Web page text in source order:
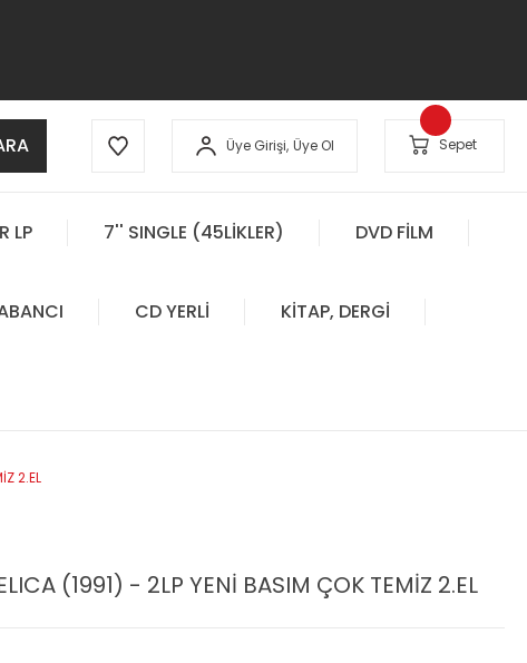
Üye Girişi, Üye Ol Sepet
LP 7'' SINGLE (45LİKLER) DVD FİLM
CD YERLİ KİTAP, DERGİ
2.EL
(1991) - 2LP YENİ BASIM ÇOK TEMİZ 2.EL